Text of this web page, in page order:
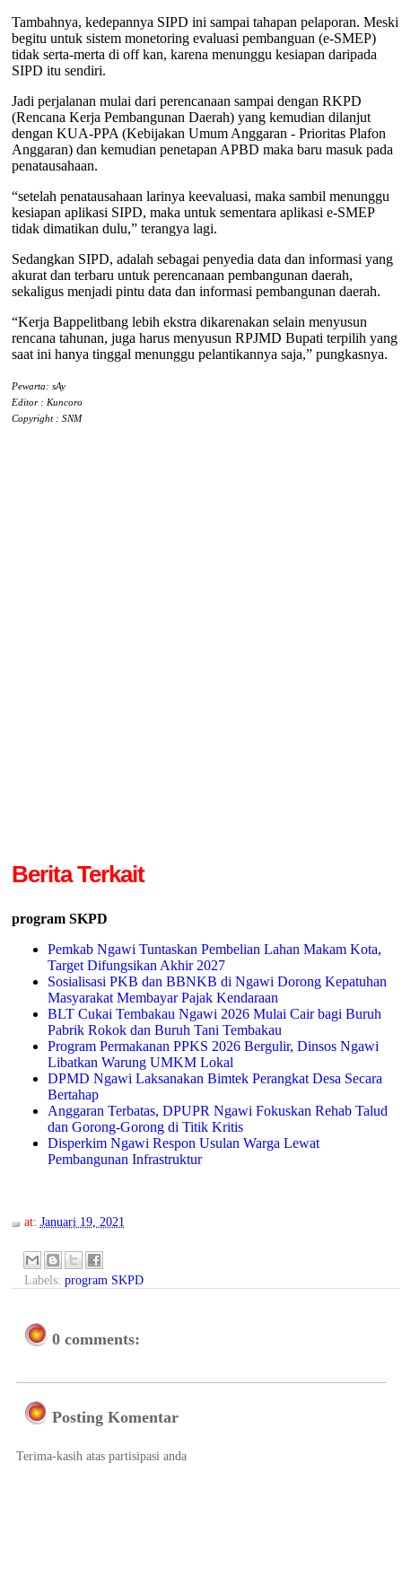
Tambahnya, kedepannya SIPD ini sampai tahapan pelaporan. Meski
begitu untuk sistem monetoring evaluasi pembanguan (e-SMEP)
tidak serta-merta di off kan, karena menunggu kesiapan daripada
SIPD itu sendiri.
Jadi perjalanan mulai dari perencanaan sampai dengan RKPD
(Rencana Kerja Pembangunan Daerah) yang kemudian dilanjut
dengan KUA-PPA (Kebijakan Umum Anggaran - Prioritas Plafon
Anggaran) dan kemudian penetapan APBD maka baru masuk pada
penatausahaan.
“setelah penatausahaan larinya keevaluasi, maka sambil menunggu
kesiapan aplikasi SIPD, maka untuk sementara aplikasi e-SMEP
tidak dimatikan dulu,” terangya lagi.
Sedangkan SIPD, adalah sebagai penyedia data dan informasi yang
akurat dan terbaru untuk perencanaan pembangunan daerah,
sekaligus menjadi pintu data dan informasi pembangunan daerah.
“Kerja Bappelitbang lebih ekstra dikarenakan selain menyusun
rencana tahunan, juga harus menyusun RPJMD Bupati terpilih yang
saat ini hanya tinggal menunggu pelantikannya saja,” pungkasnya.
Pewarta: sAy
Editor : Kuncoro
Copyright : SNM
Berita Terkait
program SKPD
Pemkab Ngawi Tuntaskan Pembelian Lahan Makam Kota,
Target Difungsikan Akhir 2027
Sosialisasi PKB dan BBNKB di Ngawi Dorong Kepatuhan
Masyarakat Membayar Pajak Kendaraan
BLT Cukai Tembakau Ngawi 2026 Mulai Cair bagi Buruh
Pabrik Rokok dan Buruh Tani Tembakau
Program Permakanan PPKS 2026 Bergulir, Dinsos Ngawi
Libatkan Warung UMKM Lokal
DPMD Ngawi Laksanakan Bimtek Perangkat Desa Secara
Bertahap
Anggaran Terbatas, DPUPR Ngawi Fokuskan Rehab Talud
dan Gorong-Gorong di Titik Kritis
Disperkim Ngawi Respon Usulan Warga Lewat
Pembangunan Infrastruktur
at: Januari 19, 2021
Labels: program SKPD
0 comments:
Posting Komentar
Terima-kasih atas partisipasi anda